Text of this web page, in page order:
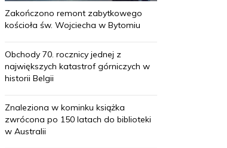
Zakończono remont zabytkowego
kościoła św. Wojciecha w Bytomiu
Obchody 70. rocznicy jednej z
największych katastrof górniczych w
historii Belgii
Znaleziona w kominku książka
zwrócona po 150 latach do biblioteki
w Australii